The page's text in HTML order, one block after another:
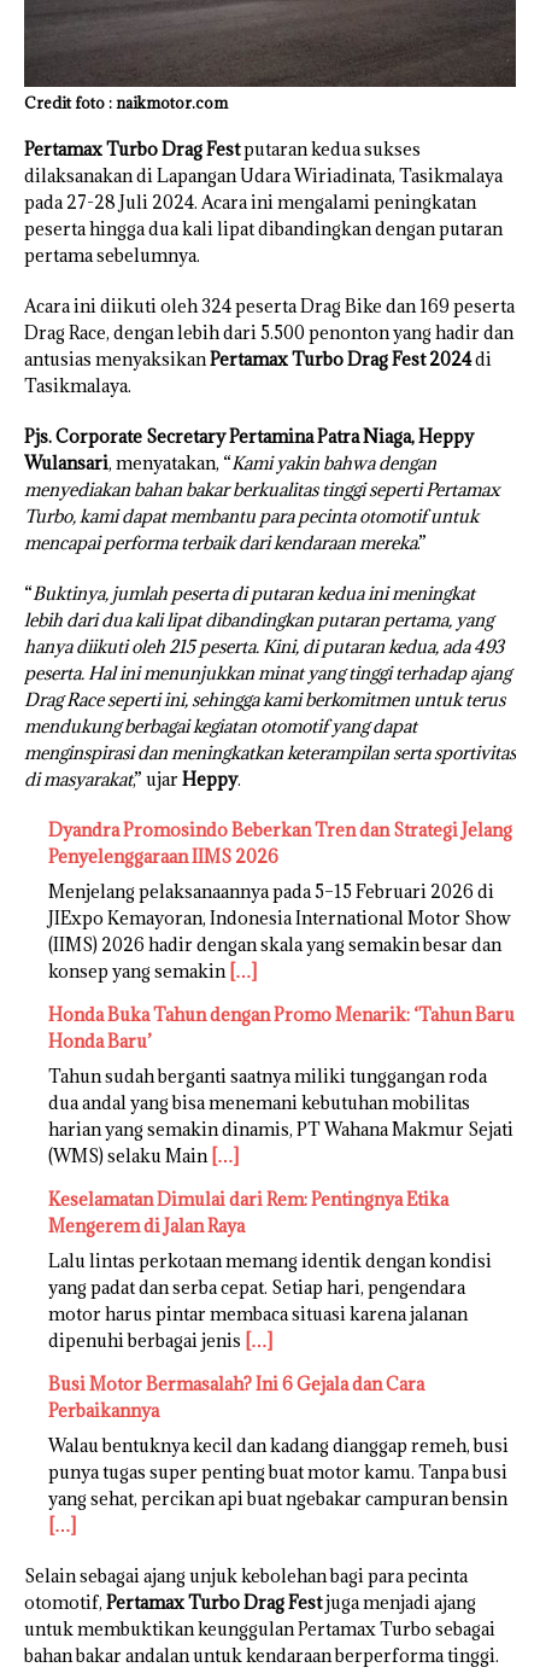
Credit foto : naikmotor.com
Pertamax Turbo Drag Festputaran kedua sukses
dilaksanakan di Lapangan Udara Wiriadinata, Tasikmalaya
pada 27-28 Juli 2024. Acara ini mengalami peningkatan
peserta hingga dua kali lipat dibandingkan dengan putaran
pertama sebelumnya.
Acara ini diikuti oleh 324 peserta Drag Bike dan 169 peserta
Drag Race, dengan lebih dari 5.500 penonton yang hadir dan
antusias menyaksikanPertamax Turbo Drag Fest 2024di
Tasikmalaya.
Pjs. Corporate Secretary Pertamina Patra Niaga, Heppy
Wulansari, menyatakan, “Kami yakin bahwa dengan
menyediakan bahan bakar berkualitas tinggi seperti Pertamax
Turbo, kami dapat membantu para pecinta otomotif untuk
mencapai performa terbaik dari kendaraan mereka.”
“Buktinya, jumlah peserta di putaran kedua ini meningkat
lebih dari dua kali lipat dibandingkan putaran pertama, yang
hanya diikuti oleh 215 peserta. Kini, di putaran kedua, ada 493
peserta. Hal ini menunjukkan minat yang tinggi terhadap ajang
Drag Race seperti ini, sehingga kami berkomitmen untuk terus
mendukung berbagai kegiatan otomotif yang dapat
menginspirasi dan meningkatkan keterampilan serta sportivitas
di masyarakat,” ujarHeppy.
Dyandra Promosindo Beberkan Tren dan Strategi Jelang
Penyelenggaraan IIMS 2026
Menjelang pelaksanaannya pada 5–15 Februari 2026 di
JIExpo Kemayoran, Indonesia International Motor Show
(IIMS) 2026 hadir dengan skala yang semakin besar dan
konsep yang semakin […]
Honda Buka Tahun dengan Promo Menarik: ‘Tahun Baru
Honda Baru’
Tahun sudah berganti saatnya miliki tunggangan roda
dua andal yang bisa menemani kebutuhan mobilitas
harian yang semakin dinamis, PT Wahana Makmur Sejati
(WMS) selaku Main […]
Keselamatan Dimulai dari Rem: Pentingnya Etika
Mengerem di Jalan Raya
Lalu lintas perkotaan memang identik dengan kondisi
yang padat dan serba cepat. Setiap hari, pengendara
motor harus pintar membaca situasi karena jalanan
dipenuhi berbagai jenis […]
Busi Motor Bermasalah? Ini 6 Gejala dan Cara
Perbaikannya
Walau bentuknya kecil dan kadang dianggap remeh, busi
punya tugas super penting buat motor kamu. Tanpa busi
yang sehat, percikan api buat ngebakar campuran bensin
[…]
Selain sebagai ajang unjuk kebolehan bagi para pecinta
otomotif, Pertamax Turbo Drag Festjuga menjadi ajang
untuk membuktikan keunggulan Pertamax Turbo sebagai
bahan bakar andalan untuk kendaraan berperforma tinggi.